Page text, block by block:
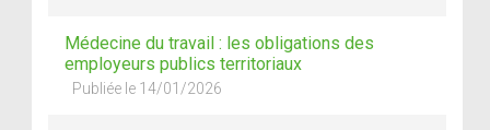
Médecine du travail : les obligations des
employeurs publics territoriaux
Publiée le 14/01/2026